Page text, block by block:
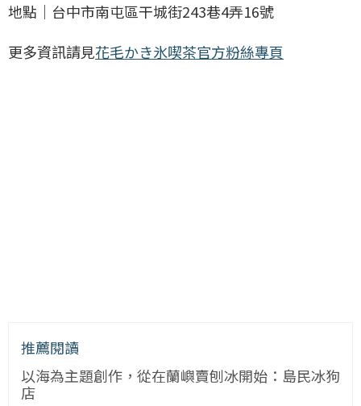
地點｜台中市南屯區干城街243巷4弄16號
更多資訊請見花毛かき氷喫茶官方粉絲專頁
推薦閱讀
以海為主題創作，從在蘭嶼賣刨冰開始：島民冰狗
店